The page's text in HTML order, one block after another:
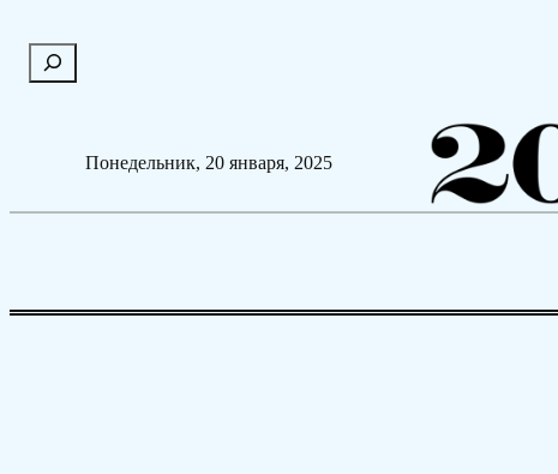
о
Понедельник, 20 января, 2025